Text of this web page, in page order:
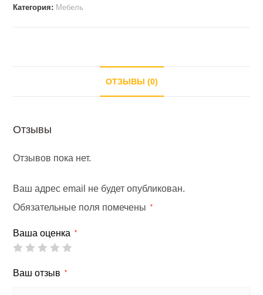
Категория: Мебель
ОТЗЫВЫ (0)
Отзывы
Отзывов пока нет.
Ваш адрес email не будет опубликован.
Обязательные поля помечены
*
Ваша оценка *
Ваш отзыв *